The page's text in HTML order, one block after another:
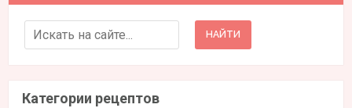
Search for:
Категории рецептов